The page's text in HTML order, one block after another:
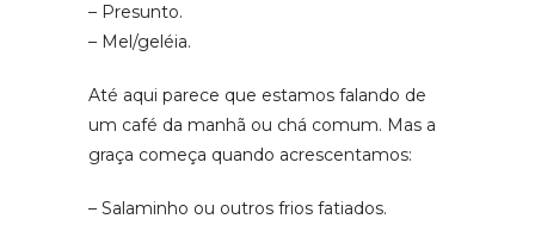
– Presunto.
– Mel/geléia.
Até aqui parece que estamos falando de
um café da manhã ou chá comum. Mas a
graça começa quando acrescentamos:
– Salaminho ou outros frios fatiados.